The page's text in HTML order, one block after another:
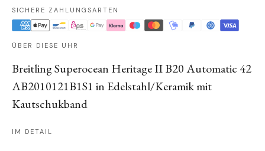
SICHERE ZAHLUNGSARTEN
ÜBER DIESE UHR
Breitling Superocean Heritage II B20 Automatic 42
AB2010121B1S1 in Edelstahl/Keramik mit
Kautschukband
IM DETAIL